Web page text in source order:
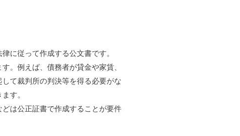
に従って作成する公文書です。
。例えば、債務者が貸金や家賃、
て裁判所の判決等を得る必要がな
す。
は公正証書で作成することが要件